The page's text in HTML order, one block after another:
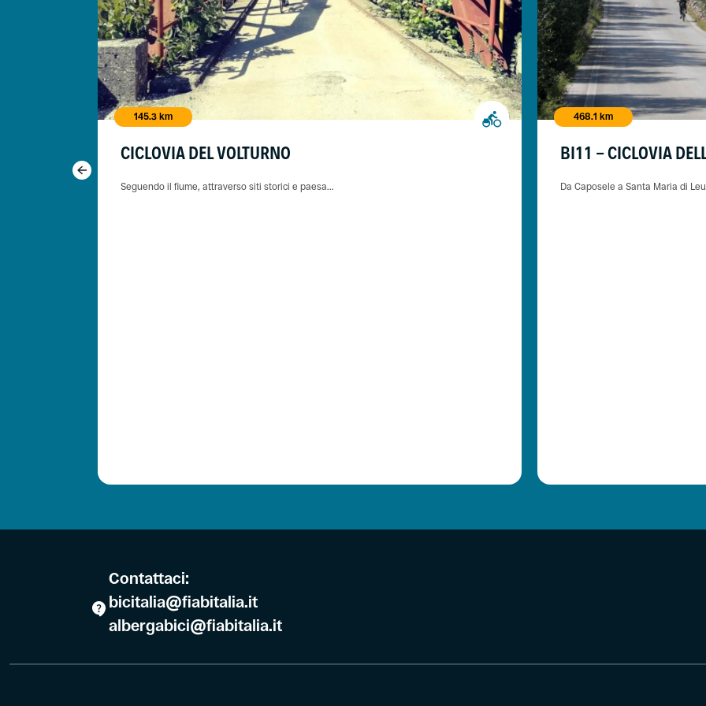
145.3 km
CICLOVIA DEL VOLTURNO
Seguendo il fiume, attraverso siti storici e paesa...
468.1 km
BI11 - CICLOVIA
Da Caposele a Santa Maria di
Contattaci:
bicitalia@fiabitalia.it
albergabici@fiabitalia.it